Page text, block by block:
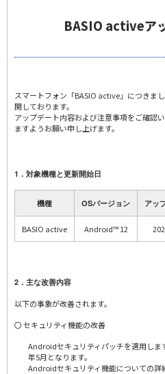
BASIO activeア
スマートフォン「BASIO active」につきま
開しております。
アップデート内容および注意事項をご確認
ますようお願い申し上げます。
1．対象機種と更新開始日
機種 OSバージョン アッ
BASIO active Android™ 12
2．主な改善内容
以下の事象が改善されます。
〇 セキュリティ機能の改善
Androidセキュリティパッチを適用しま
年5月となります。
Androidセキュリティ機能についての詳